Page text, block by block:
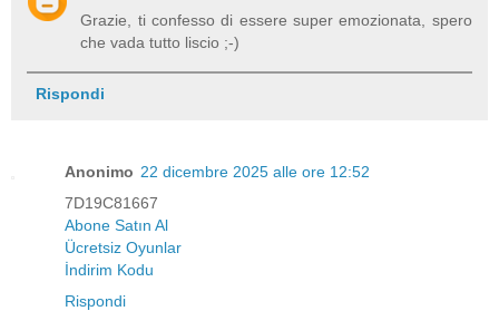
Grazie, ti confesso di essere super emozionata, spero
che vada tutto liscio ;-)
Rispondi
Anonimo 22 dicembre 2025 alle ore 12:52
7D19C81667
Abone Satın Al
Ücretsiz Oyunlar
İndirim Kodu
Rispondi